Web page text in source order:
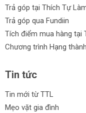
Trả góp tại Thích Tự
Trả góp qua Fundiin
Tích điểm mua hàng tại
Chương trình Hạng
Tin tức
Tin mới từ TTL
Mẹo vặt gia đình